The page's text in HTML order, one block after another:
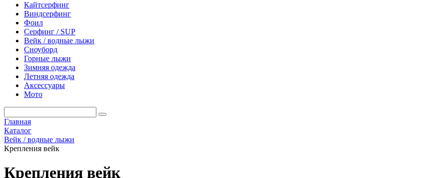
Кайтсерфинг
Виндсерфинг
Фоил
Серфинг / SUP
Вейк / водные лыжи
Сноуборд
Горные лыжи
Зимняя одежда
Летняя одежда
Аксессуары
Мото
Главная
Каталог
Вейк / водные лыжи
Крепления вейк
Крепления вейк